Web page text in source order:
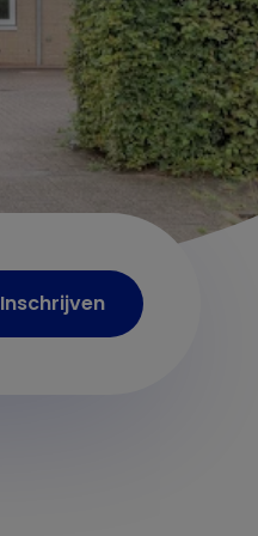
Inschrijven